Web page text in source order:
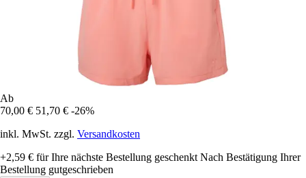
Ab
70,00 € 51,70 € -26%
inkl. MwSt. zzgl. Versandkosten
+2,59 € für Ihre nächste Bestellung geschenkt Nach Bestätigung Ihrer
Bestellung gutgeschrieben